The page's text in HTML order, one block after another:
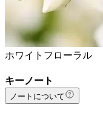
ホワイトフローラル
キーノート
ノートについて